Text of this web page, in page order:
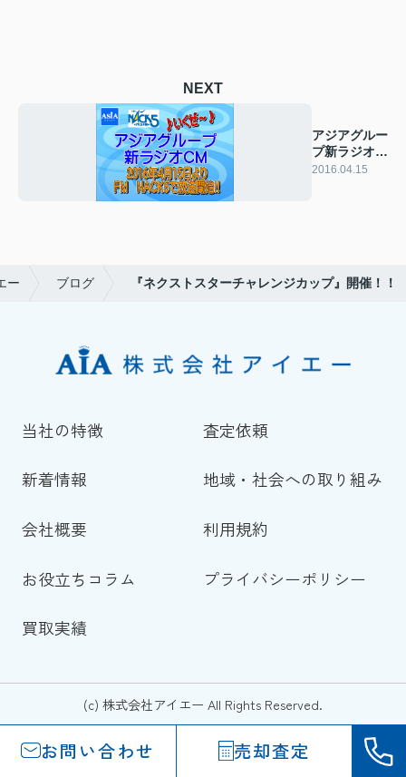
NEXT
アジアグルー
プ新ラジオ
CM放送開
2016.04.15
ー ブログ 『ネクストスターチャレンジカップ』開催！！
当社の特徴 査定依頼
新着情報 地域・社会への取り組み
会社概要 利用規約
お役立ちコラム プライバシーポリシー
買取実績
(c) 株式会社アイエー All Rights Reserved.
お問い合わせ 売却査定